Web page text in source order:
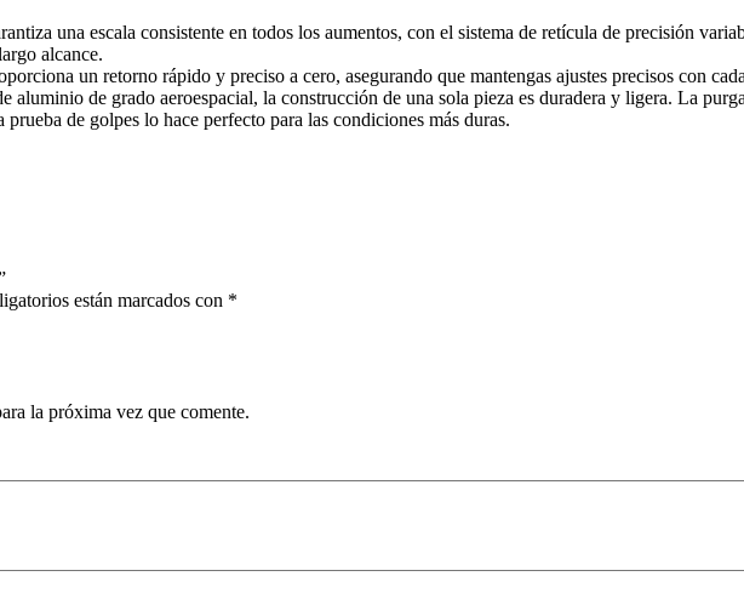
una escala consistente en todos los aumentos, con el sistema de retícula de precisión
alcance.
un retorno rápido y preciso a cero, asegurando que mantengas ajustes precisos con
aluminio de grado aeroespacial, la construcción de una sola pieza es duradera y ligera. La
de golpes lo hace perfecto para las condiciones más duras.
están marcados con *
la próxima vez que comente.